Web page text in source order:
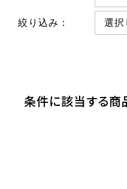
絞り込み：
条件に該当する商